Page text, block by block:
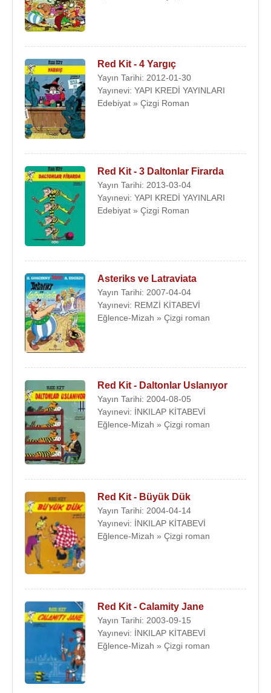
Red Kit - 4 Yargıç
Yayın Tarihi: 2012-01-30
Yayınevi: YAPI KREDİ YAYINLARI
Edebiyat » Çizgi Roman
Red Kit - 3 Daltonlar Firarda
Yayın Tarihi: 2013-03-04
Yayınevi: YAPI KREDİ YAYINLARI
Edebiyat » Çizgi Roman
Asteriks ve Latraviata
Yayın Tarihi: 2007-04-04
Yayınevi: REMZİ KİTABEVİ
Eğlence-Mizah » Çizgi roman
Red Kit - Daltonlar Uslanıyor
Yayın Tarihi: 2004-08-05
Yayınevi: İNKILAP KİTABEVİ
Eğlence-Mizah » Çizgi roman
Red Kit - Büyük Dük
Yayın Tarihi: 2004-04-14
Yayınevi: İNKILAP KİTABEVİ
Eğlence-Mizah » Çizgi roman
Red Kit - Calamity Jane
Yayın Tarihi: 2003-09-15
Yayınevi: İNKILAP KİTABEVİ
Eğlence-Mizah » Çizgi roman